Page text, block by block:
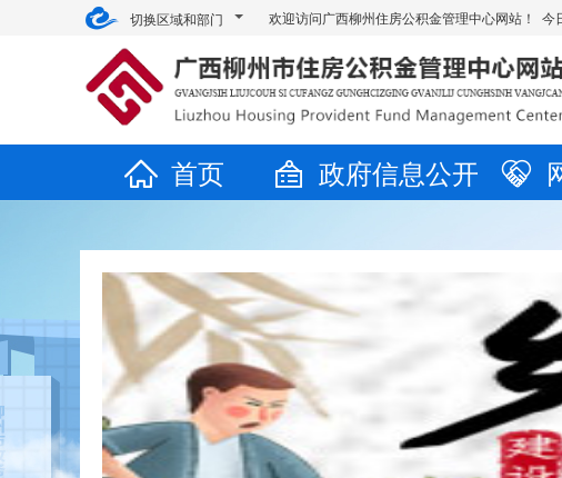
切换区域和部门 欢迎访问广西柳州住房公积金管理中心网站！ 今
首页 政府信息公开